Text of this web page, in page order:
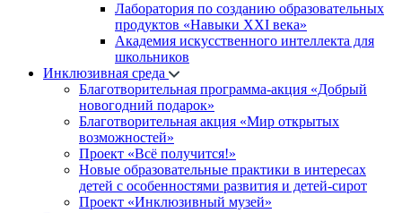
Лаборатория по созданию образовательных
продуктов «Навыки XXI века»
Академия искусственного интеллекта для
школьников
Инклюзивная среда
Благотворительная программа-акция «Добрый
новогодний подарок»
Благотворительная акция «Мир открытых
возможностей»
Проект «Всё получится!»
Новые образовательные практики в интересах
детей с особенностями развития и детей-сирот
Проект «Инклюзивный музей»